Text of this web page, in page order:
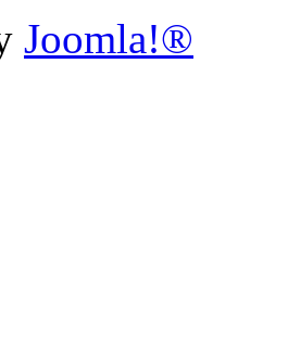
Joomla!®